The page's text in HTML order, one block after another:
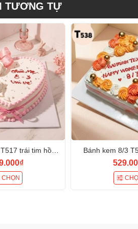
TƯƠNG TỰ
trái tim hồng
ruy băng
CHỌN
Bánh kem 8/3
nhiệt huyết tri ân
viên